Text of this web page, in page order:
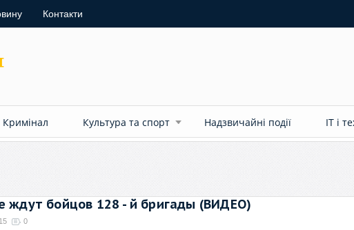
Контакти
Кримінал Культура та спорт Надзвичайні події ІТ і
ждут бойцов 128 - й бригады (ВИДЕО)
0